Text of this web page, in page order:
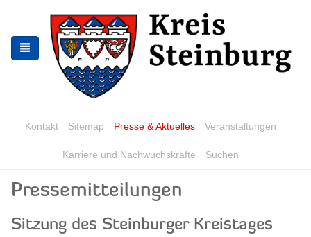
springen
springen
Kontakt Sitemap Presse & Aktuelles Veranstaltungen
Karriere und Nachwuchskräfte Suchen
Pressemitteilungen
Sitzung des Steinburger Kreistages